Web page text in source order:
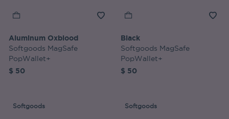
Aluminum Oxblood
Softgoods MagSafe
PopWallet+
$ 50
Black
Softgoods MagSafe
PopWallet+
$ 50
Softgoods Softgoods